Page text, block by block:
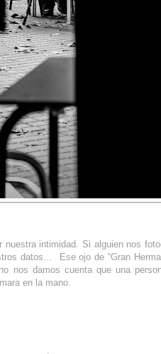
intimidad. Si alguien nos
datos… Ese ojo de “Gran
nos damos cuenta que una
en la mano.